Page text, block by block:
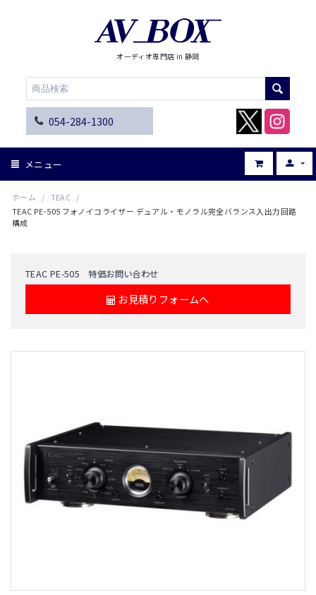
オーディオ専門店 in 静岡
054-284-1300
メニュー
ホーム / TEAC /
TEAC PE-505 フォノイコライザー デュアル・モノラル完全バランス入出力回路
構成
TEAC PE-505 特価お問い合わせ
お見積りフォームへ